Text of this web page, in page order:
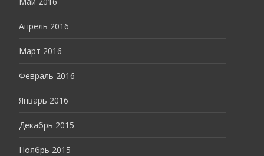
Апрель 2016
Март 2016
Февраль 2016
Январь 2016
Декабрь 2015
Ноябрь 2015